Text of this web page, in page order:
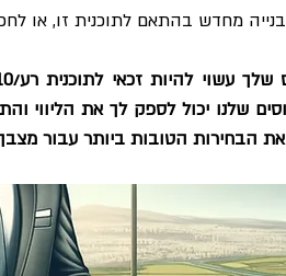
מחדש בהתאם לתוכנית זו, או
את הבחירות הטובות ביותר עבור מצבך